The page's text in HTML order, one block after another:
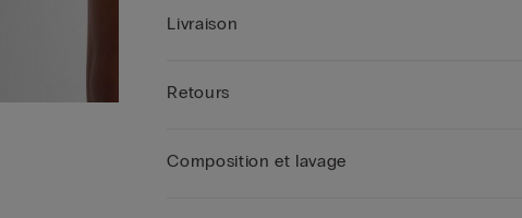
Livraison
Retours
Composition et lavage